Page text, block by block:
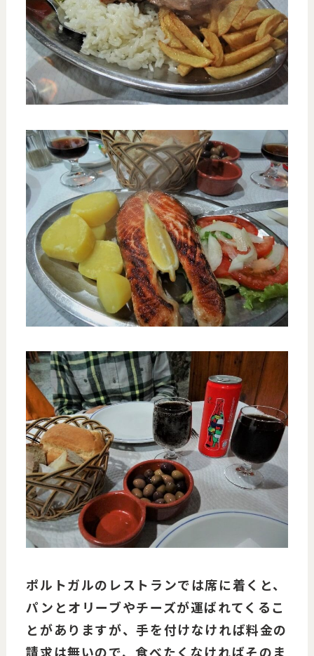
ポルトガルのレストランでは席に着くと、
パンとオリーブやチーズが運ばれてくるこ
とがありますが、手を付けなければ料金の
請求は無いので、食べたくなければそのま